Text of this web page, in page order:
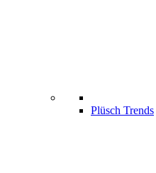
Plüsch Trends